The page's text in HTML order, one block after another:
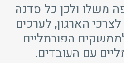
משלו ולכן כל סדנה
הארגון, לערכים
הפורמליים
עם העובדים.